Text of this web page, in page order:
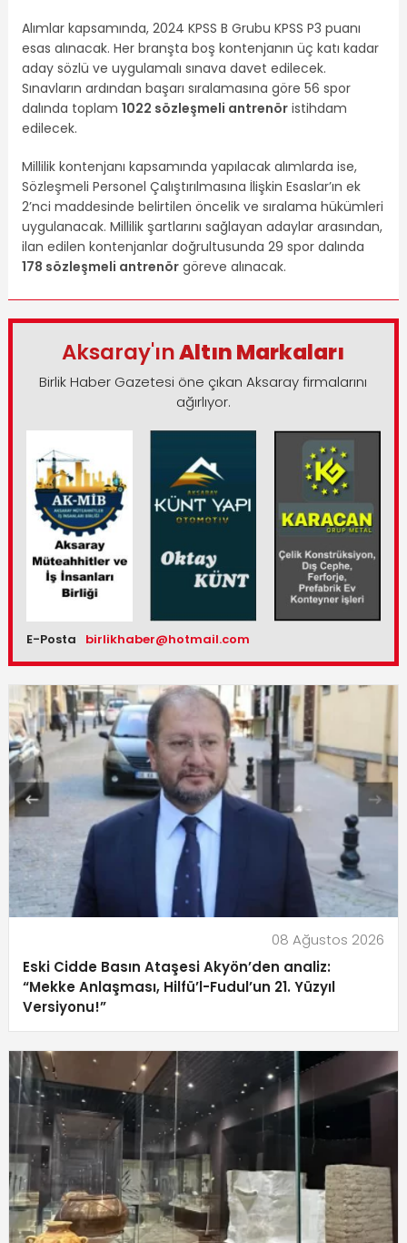
Alımlar kapsamında, 2024 KPSS B Grubu KPSS P3 puanı
esas alınacak. Her branşta boş kontenjanın üç katı kadar
aday sözlü ve uygulamalı sınava davet edilecek.
Sınavların ardından başarı sıralamasına göre 56 spor
dalında toplam 1022 sözleşmeli antrenöristihdam
edilecek.
Millilik kontenjanı kapsamında yapılacak alımlarda ise,
Sözleşmeli Personel Çalıştırılmasına İlişkin Esaslar’ın ek
2’nci maddesinde belirtilen öncelik ve sıralama hükümleri
uygulanacak. Millilik şartlarını sağlayan adaylar arasından,
ilan edilen kontenjanlar doğrultusunda 29 spor dalında
178 sözleşmeli antrenörgöreve alınacak.
Aksaray'ınAltın Markaları
Birlik Haber Gazetesi öne çıkan Aksaray firmalarını
ağırlıyor.
E-Posta birlikhaber@hotmail.com
08 Ağustos 2026
Eski Cidde Basın Ataşesi Akyön’den analiz:
“Mekke Anlaşması, Hilfü’l-Fudul’un 21. Yüzyıl
Versiyonu!”